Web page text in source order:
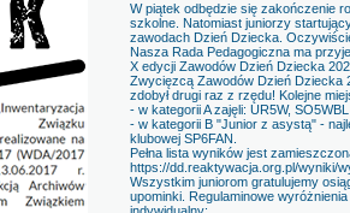
W piątek odbędzie się zakończenie
szkolne. Natomiast juniorzy
zawodach Dzień Dziecka.
Nasza Rada Pedagogiczna ma
X edycji Zawodów Dzień Dziecka
Zwycięzcą Zawodów Dzień Dziecka
zdobył drugi raz z rzędu! Kolejne
- w kategorii A zajęli: UR5W,
- w kategorii B "Junior z asystą" -
klubowej SP6FAN.
Pełna lista wyników jest
https://dd.reaktywacja.org.pl/wyniki/
Wszystkim juniorom gratulujemy
upominki. Regulaminowe